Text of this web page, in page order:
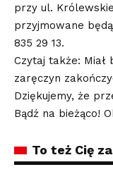
przy ul.
przyjmowane
835 29 13.
Czytaj także: Miał
zaręczyn
Dziękujemy, że
Bądź na bieżąco!
To też Cię